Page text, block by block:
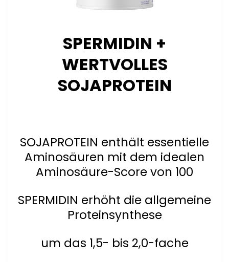
SPERMIDIN +
WERTVOLLES
SOJAPROTEIN
SOJAPROTEIN enthält essentielle
Aminosäuren mit dem idealen
Aminosäure-Score von 100
SPERMIDIN erhöht die allgemeine
Proteinsynthese
um das 1,5- bis 2,0-fache